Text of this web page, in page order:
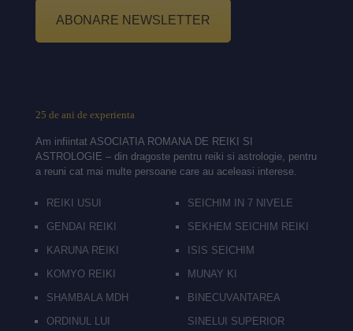
ABONARE NEWSLETTER
25 de ani de experienta
Am infiintat ASOCIATIA ROMANA DE REIKI SI
ASTROLOGIE – din dragoste pentru reiki si astrologie, pentru
a reuni cat mai multe persoane care au aceleasi interese.
REIKI USUI
GENDAI REIKI
KARUNA REIKI
KOMYO REIKI
SHAMBALA MDH
ORDINUL LUI
SEICHIM IN 7 NIVELE
SEKHEM SEICHIM REIKI
ISIS SEICHIM
MUNAY KI
BINECUVANTAREA
SINELUI SUPERIOR